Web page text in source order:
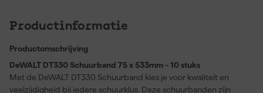
Productinformatie
Productomschrijving
DeWALT DT330 Schuurband 75 x 533mm - 10 stuks
Met de DeWALT DT330 Schuurband kies je voor kwaliteit en
veelzijdigheid bij iedere schuurklus. Deze schuurbanden zijn